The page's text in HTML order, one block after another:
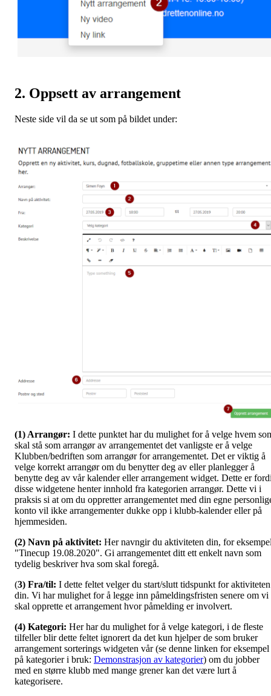
2. Oppsett av arrangement
Neste side vil da se ut som på bildet under:
(1) Arrangør: I dette punktet har du mulighet for å velge hvem
skal stå som arrangør av arrangementet det vanligste er å velge
Klubben/bedriften som arrangør for arrangementet. Det er viktig å
velge korrekt arrangør om du benytter deg av eller planlegger å
benytte deg av vår kalender eller arrangement widget. Dette er
disse widgetene henter innhold fra kategorien arrangør. Dette vi i
praksis si at om du oppretter arrangementet med din egne
konto vil ikke arrangementer dukke opp i klubb-kalender eller på
hjemmesiden.
(2) Navn på aktivitet: Her navngir du aktiviteten din, for
"Tinecup 19.08.2020". Gi arrangementet ditt ett enkelt navn som
tydelig beskriver hva som skal foregå.
(3) Fra/til: I dette feltet velger du start/slutt tidspunkt for aktiviteten
din. Vi har mulighet for å legge inn påmeldingsfristen senere om vi
skal opprette et arrangement hvor påmelding er involvert.
(4) Kategori: Her har du mulighet for å velge kategori, i de fleste
tilfeller blir dette feltet ignorert da det kun hjelper de som bruker
arrangement sorterings widgeten vår (se denne linken for eksempel
på kategorier i bruk: Demonstrasjon av kategorier) om du jobber
med en større klubb med mange grener kan det være lurt å
kategorisere.